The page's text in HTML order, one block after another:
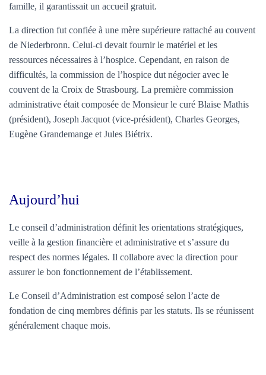
famille, il garantissait un accueil gratuit.
La direction fut confiée à une mère supérieure rattaché au couvent
de Niederbronn. Celui-ci devait fournir le matériel et les
ressources nécessaires à l’hospice. Cependant, en raison de
difficultés, la commission de l’hospice dut négocier avec le
couvent de la Croix de Strasbourg. La première commission
administrative était composée de Monsieur le curé Blaise Mathis
(président), Joseph Jacquot (vice-président), Charles Georges,
Eugène Grandemange et Jules Biétrix.
Aujourd’hui
Le conseil d’administration définit les orientations stratégiques,
veille à la gestion financière et administrative et s’assure du
respect des normes légales. Il collabore avec la direction pour
assurer le bon fonctionnement de l’établissement.
Le Conseil d’Administration est composé selon l’acte de
fondation de cinq membres définis par les statuts. Ils se réunissent
généralement chaque mois.